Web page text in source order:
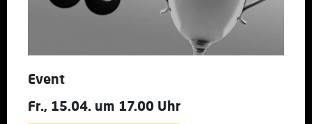
Event
Fr., 15.04. um 17.00 Uhr